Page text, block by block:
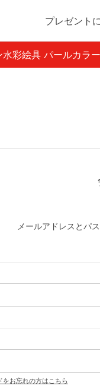
プレゼント
水彩絵具 パールカ
メールアドレスとパ
をお忘れの方はこちら